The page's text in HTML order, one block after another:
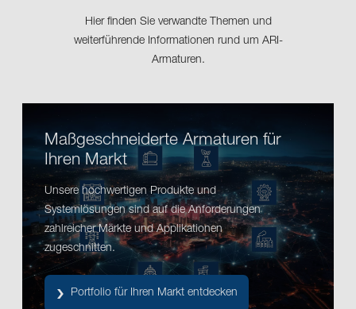
Hier finden Sie verwandte Themen und
weiterführende Informationen rund um ARI-
Armaturen.
Maßgeschneiderte Armaturen für
Ihren Markt
Unsere hochwertigen Produkte und
Systemlösungen sind auf die Anforderungen
zahlreicher Märkte und Applikationen
zugeschnitten.
Portfolio für Ihren Markt entdecken